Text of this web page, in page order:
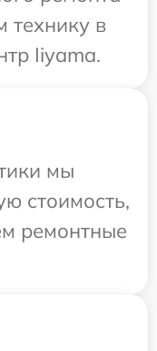
технику в
Iiyama.
мы
стоимость,
ремонтные